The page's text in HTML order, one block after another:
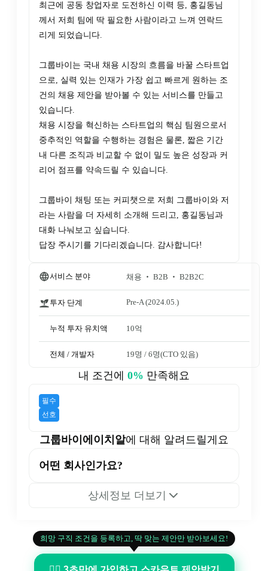
최근에 공동 창업자로 도전하신 이력 등, 홍길동님
께서 저희 팀에 딱 필요한 사람이라고 느껴 연락드
리게 되었습니다.
그룹바이는 국내 채용 시장의 흐름을 바꿀 스타트업
으로, 실력 있는 인재가 가장 쉽고 빠르게 원하는 조
건의 채용 제안을 받아볼 수 있는 서비스를 만들고
있습니다.
채용 시장을 혁신하는 스타트업의 핵심 팀원으로서
중추적인 역할을 수행하는 경험은 물론, 짧은 기간
내 다른 조직과 비교할 수 없이 밀도 높은 성장과 커
리어 점프를 약속드릴 수 있습니다.
그룹바이 채팅 또는 커피챗으로 저희 그룹바이와 저
라는 사람을 더 자세히 소개해 드리고, 홍길동님과
대화 나눠보고 싶습니다.
답장 주시기를 기다리겠습니다. 감사합니다!
서비스 분야 채용 ‧ B2B ‧ B2B2C
투자 단계 Pre-A (2024.05.)
누적 투자 유치액 10억
전체 / 개발자 19명 / 6명(CTO 있음)
내 조건에 0% 만족해요
필수
선호
그룹바이에이치알에 대해 알려드릴게요
어떤 회사인가요?
상세정보 더보기
희망 구직 조건을 등록하고, 딱 맞는 제안만 받아보세요!